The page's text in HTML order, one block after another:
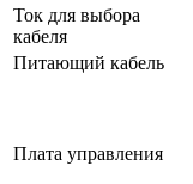
Ток для выбора
кабеля
Питающий кабель
Плата управления